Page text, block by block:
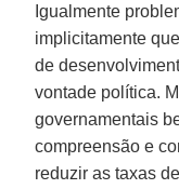
Igualmente
implicitamente
de
vontade política.
governamentais
compreensão e
reduzir as taxas